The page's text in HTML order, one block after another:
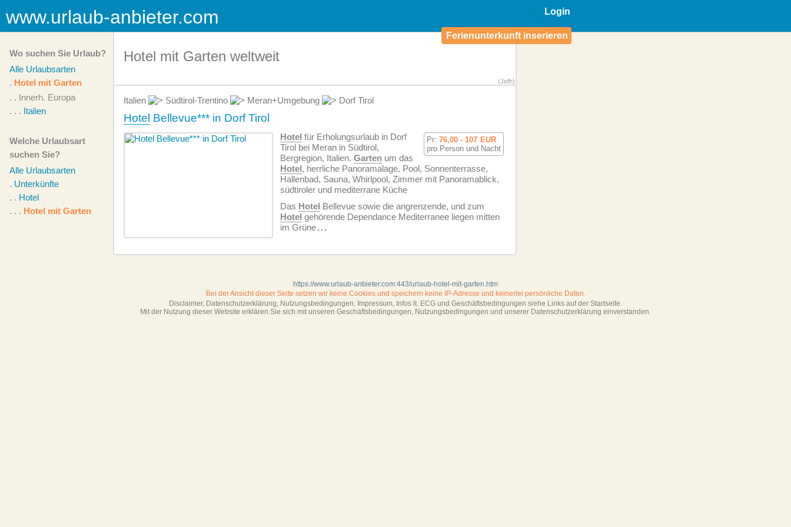
Login
Ferienunterkunft inserieren
www.urlaub-anbieter.com
Wo suchen Sie Urlaub?
Alle Urlaubsarten
. Hotel mit Garten
. . Innerh. Europa
. . . Italien
Welche Urlaubsart
suchen Sie?
Alle Urlaubsarten
. Unterkünfte
. . Hotel
. . . Hotel mit Garten
Hotel mit Garten weltweit
(Jefh)
Italien Südtirol-Trentino Meran+Umgebung Dorf Tirol
Hotel Bellevue*** in Dorf Tirol
Pr: 76,00 - 107 EUR
pro Person und Nacht
Hotel für Erholungsurlaub in Dorf
Tirol bei Meran in Südtirol,
Bergregion, Italien. Garten um das
Hotel, herrliche Panoramalage, Pool, Sonnenterrasse,
Hallenbad, Sauna, Whirlpool, Zimmer mit Panoramablick,
südtiroler und mediterrane Küche
Das Hotel Bellevue sowie die angrenzende, und zum
Hotel gehörende Dependance Mediterranee liegen mitten
im Grüne...
https://www.urlaub-anbieter.com:443/urlaub-hotel-mit-garten.htm
Bei der Ansicht dieser Seite setzen wir keine Cookies und speichern keine IP-Adresse und keinerlei persönliche Daten.
Disclaimer, Datenschutzerklärung, Nutzungsbedingungen, Impressum, Infos lt. ECG und Geschäftsbedingungen siehe Links auf der Startseite.
Mit der Nutzung dieser Website erklären Sie sich mit unseren Geschäftsbedin­gungen, Nutzungsbedingungen und unserer Datenschutzerklärung einverstanden.